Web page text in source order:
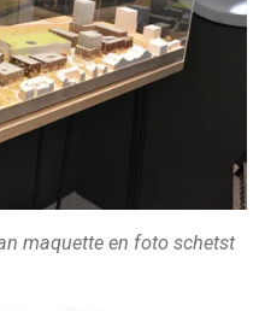
maquette en foto schetst